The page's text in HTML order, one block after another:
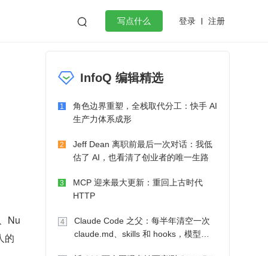
 写点什么 登录 注册
微服务架构 flutter
Nu
的
InfoQ 编辑精选
1
角色边界重塑，全栈取代分工：快手 AI
生产力体系成形
2
Jeff Dean 离职前最后一次对话：我低
估了 AI，也看清了创业者的唯一生路
3
MCP 迎来最大更新：重回上古时代
HTTP
4
Claude Code 之父：每半年清空一次
claude.md、skills 和 hooks，模型自